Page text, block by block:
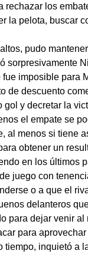
rechazar los
la pelota, buscar
pudo
sorpresivamente
imposible para
de descuento
y decretar la
el empate se
al menos si tiene
obtener un
en los últimos
juego con
o a que el
delanteros
para dejar venir
para
tiempo, inquietó a